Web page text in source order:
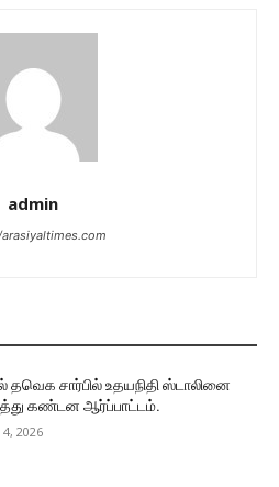
admin
தவெக சார்பில் உதயநிதி ஸ்டாலினை
கண்டன ஆர்ப்பாட்டம்.
2026